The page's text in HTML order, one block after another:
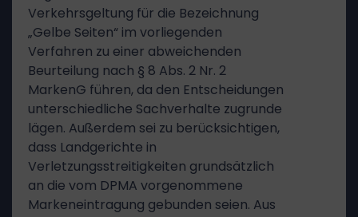
Verkehrsgeltung für die Bezeichnung
„Gelbe Seiten“ im vorliegenden
Verfahren zu einer abweichenden
Beurteilung nach § 8 Abs. 2 Nr. 2
MarkenG führen, da den Entscheidungen
unterschiedliche Sachverhalte zugrunde
lägen. Außerdem sei zu berücksichtigen,
dass Landgerichte in
Verletzungsstreitigkeiten grundsätzlich
an die vom DPMA vorgenommene
Markeneintragung gebunden seien. Aus